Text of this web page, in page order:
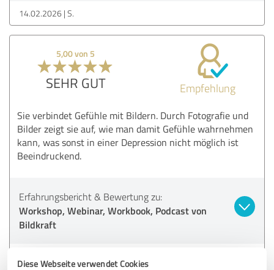
Diese Webseite verwendet Cookies
14.02.2026 S.
5,00 von 5
SEHR GUT Empfehlung
Sie verbindet Gefühle mit Bildern. Durch Fotografie und
Bilder zeigt sie auf, wie man damit Gefühle wahrnehmen
kann, was sonst in einer Depression nicht möglich ist
Beeindruckend.
Erfahrungsbericht & Bewertung zu:
Workshop, Webinar, Workbook, Podcast von
Bildkraft